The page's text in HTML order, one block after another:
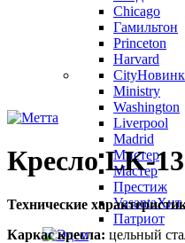
Chicago
Гамильтон
Princeton
Harvard
City
Ministry
Washington
Liverpool
Madrid
Мистер
Мастер
Престиж
VasantaХит
Патриот
Кресло LK-
Технические
Каркас кресла: цельный